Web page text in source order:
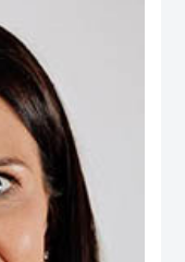
ورئيسا تنفيذيا لسرايا العقبة،